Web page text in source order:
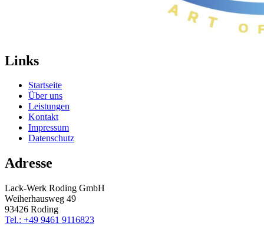
Links
Startseite
Über uns
Leistungen
Kontakt
Impressum
Datenschutz
Adresse
Lack-Werk Roding GmbH
Weiherhausweg 49
93426 Roding
Tel.: +49 9461 9116823